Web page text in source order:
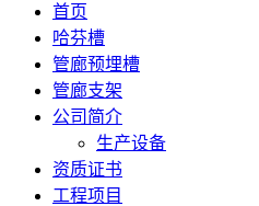
首页
哈芬槽
管廊预埋槽
管廊支架
公司简介
生产设备
资质证书
工程项目